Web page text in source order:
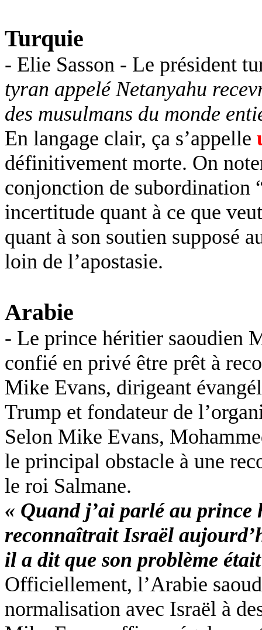
Turquie
- Elie Sasson - Le président
tyran appelé Netanyahu
des musulmans du monde
En langage clair, ça s’appelle
définitivement morte. On
conjonction de subordination
incertitude quant à ce que
quant à son soutien supposé
loin de l’apostasie.
Arabie
- Le prince héritier saoudien
confié en privé être prêt à
Mike Evans, dirigeant
Trump et fondateur de
Selon Mike Evans,
le principal obstacle à une
le roi Salmane.
« Quand j’ai parlé au
reconnaîtrait Israël
il a dit que son problème
Officiellement, l’Arabie
normalisation avec Israël à